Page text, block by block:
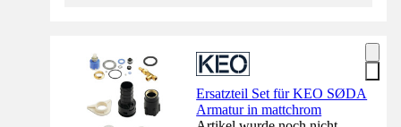
Ersatzteil Set für KEO SØDA
Armatur in mattchrom